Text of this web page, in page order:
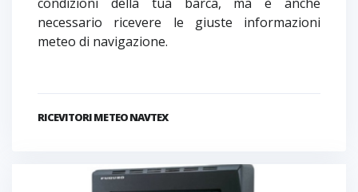
necessario ricevere le giuste informazioni
meteo di navigazione.
RICEVITORI METEO NAVTEX